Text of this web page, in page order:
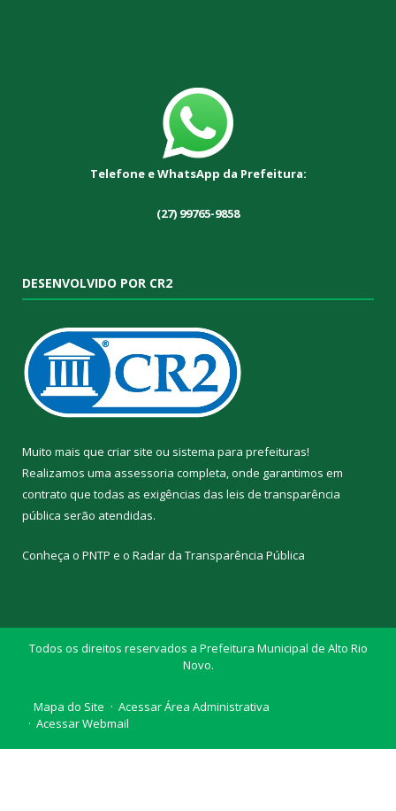
Telefone e WhatsApp da Prefeitura:
(27) 99765-9858
DESENVOLVIDO POR CR2
Muito mais que criar site ou sistema para prefeituras!
Realizamos uma assessoria completa, onde garantimos em
contrato que todas as exigências das leis de transparência
pública serão atendidas.
Conheça o PNTP e o Radar da Transparência Pública
Todos os direitos reservados a Prefeitura Municipal de Alto Rio
Novo.
Mapa do Site
Acessar Área Administrativa
Acessar Webmail